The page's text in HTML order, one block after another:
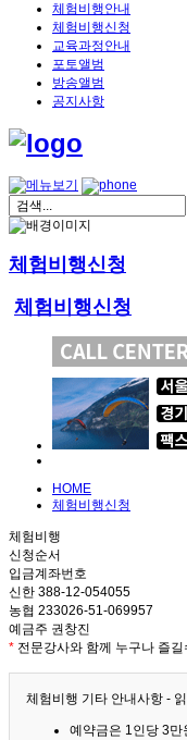
체험비행안내
체험비행신청
교육과정안내
포토앨범
방송앨범
공지사항
체험비행신청
체험비행신청
HOME
체험비행신청
체험비행
신청순서
입금계좌번호
신한 388-12-054055
농협 233026-51-069957
예금주 권창진
* 전문강사와 함께 누구나 즐
체험비행 기타 안내사항 -
예약금은 1인당 3만